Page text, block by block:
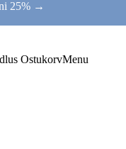
25% →
OstukorvMenu